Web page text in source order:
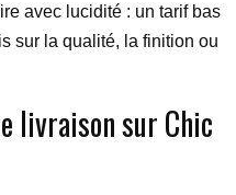
avec lucidité : un tarif bas
sur la qualité, la finition ou
livraison sur Chic